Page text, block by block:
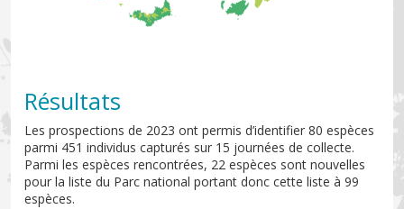
Résultats
Les prospections de 2023 ont permis d’identifier 80 espèces
parmi 451 individus capturés sur 15 journées de collecte.
Parmi les espèces rencontrées, 22 espèces sont nouvelles
pour la liste du Parc national portant donc cette liste à 99
espèces.